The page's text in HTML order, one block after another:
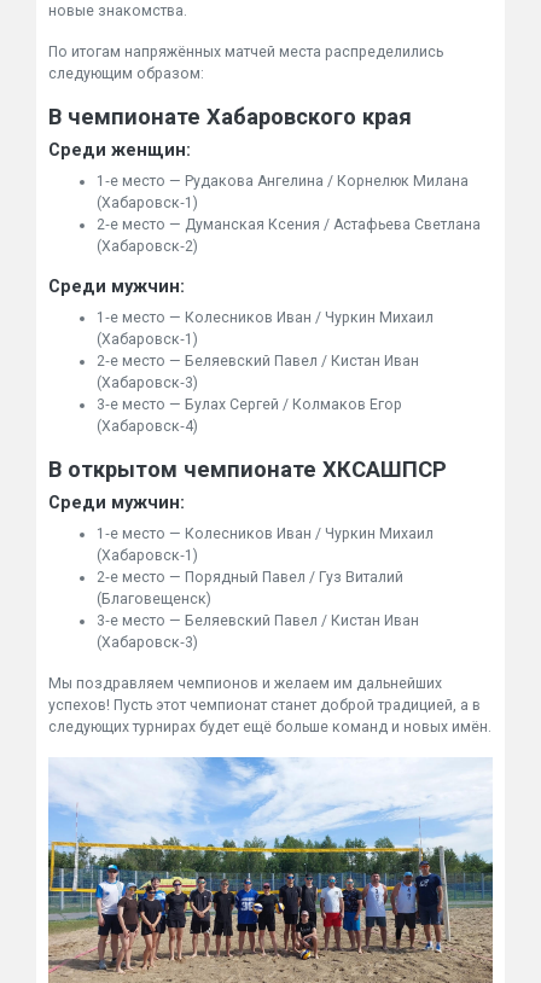
новые знакомства.
По итогам напряжённых матчей места распределились
следующим образом:
В чемпионате Хабаровского края
Среди женщин:
1‑е место — Рудакова Ангелина / Корнелюк Милана
(Хабаровск‑1)
2‑е место — Думанская Ксения / Астафьева Светлана
(Хабаровск‑2)
Среди мужчин:
1‑е место — Колесников Иван / Чуркин Михаил
(Хабаровск‑1)
2‑е место — Беляевский Павел / Кистан Иван
(Хабаровск‑3)
3‑е место — Булах Сергей / Колмаков Егор
(Хабаровск‑4)
В открытом чемпионате ХКСАШПСР
Среди мужчин:
1‑е место — Колесников Иван / Чуркин Михаил
(Хабаровск‑1)
2‑е место — Порядный Павел / Гуз Виталий
(Благовещенск)
3‑е место — Беляевский Павел / Кистан Иван
(Хабаровск‑3)
Мы поздравляем чемпионов и желаем им дальнейших
успехов! Пусть этот чемпионат станет доброй традицией, а в
следующих турнирах будет ещё больше команд и новых имён.